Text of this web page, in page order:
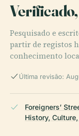
Verificado,
Pesquisado e
partir de registos
conhecimento
Última revisão:
Foreigners’
History,